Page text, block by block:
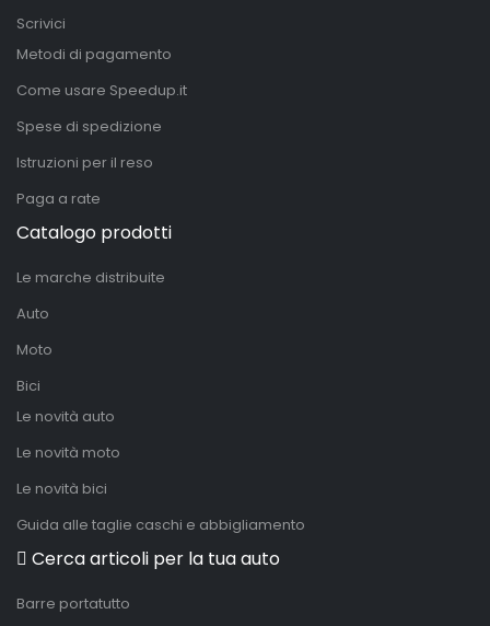
Scrivici
Metodi di pagamento
Come usare Speedup.it
Spese di spedizione
Istruzioni per il reso
Paga a rate
Catalogo prodotti
Le marche distribuite
Auto
Moto
Bici
Le novità auto
Le novità moto
Le novità bici
Guida alle taglie caschi e abbigliamento
Cerca articoli per la tua auto
Barre portatutto